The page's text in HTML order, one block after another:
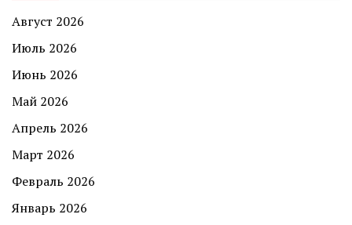
Август 2026
Июль 2026
Июнь 2026
Май 2026
Апрель 2026
Март 2026
Февраль 2026
Январь 2026